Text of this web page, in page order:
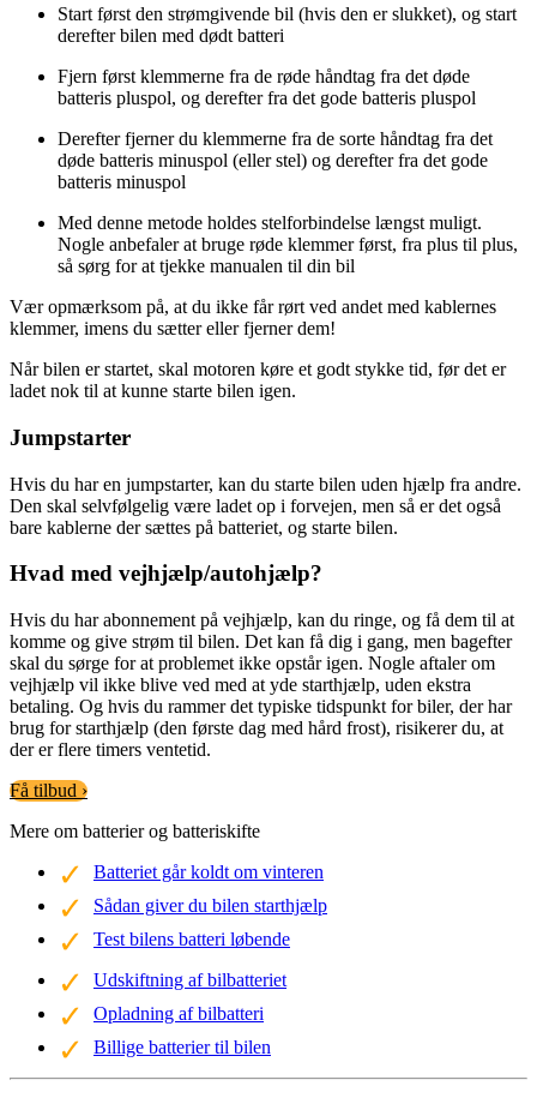
Start først den strømgivende bil (hvis den er slukket), og start
derefter bilen med dødt batteri
Fjern først klemmerne fra de røde håndtag fra det døde
batteris pluspol, og derefter fra det gode batteris pluspol
Derefter fjerner du klemmerne fra de sorte håndtag fra det
døde batteris minuspol (eller stel) og derefter fra det gode
batteris minuspol
Med denne metode holdes stelforbindelse længst muligt.
Nogle anbefaler at bruge røde klemmer først, fra plus til plus,
så sørg for at tjekke manualen til din bil
Vær opmærksom på, at du ikke får rørt ved andet med kablernes
klemmer, imens du sætter eller fjerner dem!
Når bilen er startet, skal motoren køre et godt stykke tid, før det er
ladet nok til at kunne starte bilen igen.
Jumpstarter
Hvis du har en jumpstarter, kan du starte bilen uden hjælp fra andre.
Den skal selvfølgelig være ladet op i forvejen, men så er det også
bare kablerne der sættes på batteriet, og starte bilen.
Hvad med vejhjælp/autohjælp?
Hvis du har abonnement på vejhjælp, kan du ringe, og få dem til at
komme og give strøm til bilen. Det kan få dig i gang, men bagefter
skal du sørge for at problemet ikke opstår igen. Nogle aftaler om
vejhjælp vil ikke blive ved med at yde starthjælp, uden ekstra
betaling. Og hvis du rammer det typiske tidspunkt for biler, der har
brug for starthjælp (den første dag med hård frost), risikerer du, at
der er flere timers ventetid.
Få tilbud ›
Mere om batterier og batteriskifte
Batteriet går koldt om vinteren
Sådan giver du bilen starthjælp
Test bilens batteri løbende
Udskiftning af bilbatteriet
Opladning af bilbatteri
Billige batterier til bilen